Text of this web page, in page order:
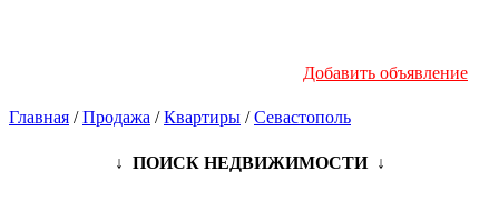
Добавить объявление
Главная /Продажа /Квартиры /Севастополь
↓ ПОИСК НЕДВИЖИМОСТИ ↓